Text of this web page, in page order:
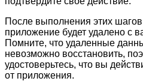
После выполнения этих
приложение будет удалено с
Помните, что удаленные
невозможно восстановить,
удостоверьтесь, что вы
от приложения.